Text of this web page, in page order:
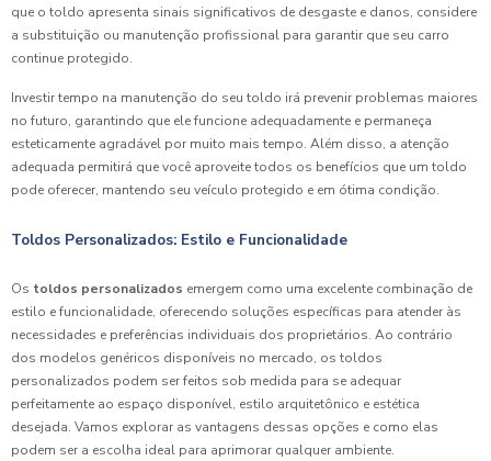
que o toldo apresenta sinais significativos de desgaste e danos, considere
a substituição ou manutenção profissional para garantir que seu carro
continue protegido.
Investir tempo na manutenção do seu toldo irá prevenir problemas maiores
no futuro, garantindo que ele funcione adequadamente e permaneça
esteticamente agradável por muito mais tempo. Além disso, a atenção
adequada permitirá que você aproveite todos os benefícios que um toldo
pode oferecer, mantendo seu veículo protegido e em ótima condição.
Toldos Personalizados: Estilo e Funcionalidade
Os toldos personalizados emergem como uma excelente combinação de
estilo e funcionalidade, oferecendo soluções específicas para atender às
necessidades e preferências individuais dos proprietários. Ao contrário
dos modelos genéricos disponíveis no mercado, os toldos
personalizados podem ser feitos sob medida para se adequar
perfeitamente ao espaço disponível, estilo arquitetônico e estética
desejada. Vamos explorar as vantagens dessas opções e como elas
podem ser a escolha ideal para aprimorar qualquer ambiente.